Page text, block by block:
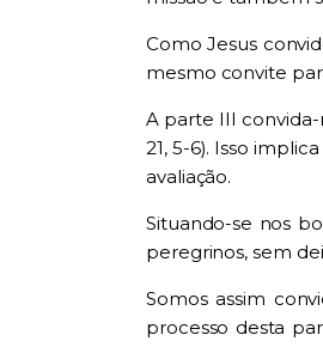
Como Jesus
mesmo convite
A parte III convida-
21, 5-6). Isso implica
avaliação.
Situando-se nos bo
peregrinos,sem
Somos assim
processo desta